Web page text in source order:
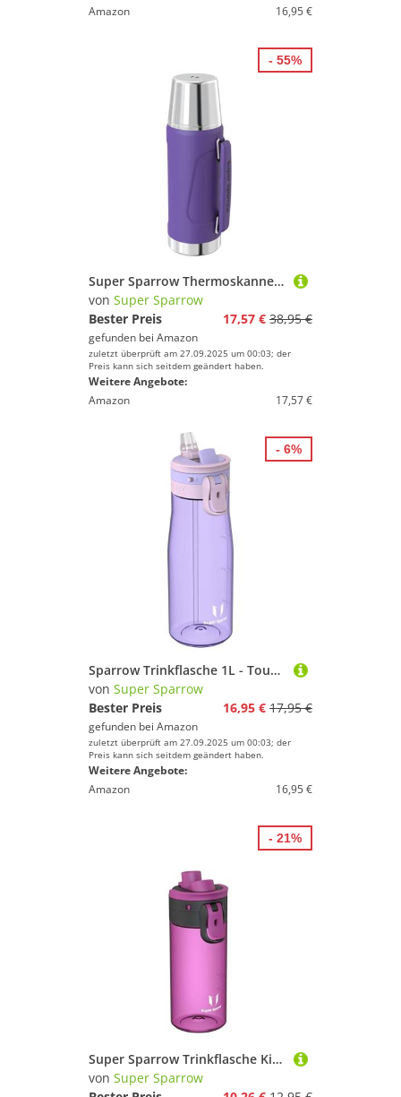
Amazon 16,95 €
Super Sparrow Thermoskanne - Thermosflasche Edelstahl - 1000ml - BPA-Frei Trinkflasche - Auslaufsicherer Deckel Fungiert als Trinkbecher - Thermobecher für Sport, Outdoor
von Super Sparrow
Bester Preis
17,57 € 38,95 €
gefunden bei Amazon
zuletzt überprüft am 27.09.2025 um 00:03; der
Preis kann sich seitdem geändert haben.
Weitere Angebote:
Amazon
17,57 €
- 55%
Sparrow Trinkflasche 1L - TouchFlow Tritan Wasserflasche - BPA-frei - Sportflasche Auslaufsicher - Trinkflaschen mit Strohhalm für Sport, Outdoor - Leicht, Nachhaltig
von Super Sparrow
Bester Preis
16,95 € 17,95 €
gefunden bei Amazon
zuletzt überprüft am 27.09.2025 um 00:03; der
Preis kann sich seitdem geändert haben.
Weitere Angebote:
Amazon
16,95 €
- 6%
Super Sparrow Trinkflasche Kinder - Tritan Wasserflasche - 500ml - BPA-frei - Ideale Sportflasche - EIN-klick Schnellfluss TouchGulp Trinkflaschen - Leicht, Nachhaltig
von Super Sparrow
- 21%